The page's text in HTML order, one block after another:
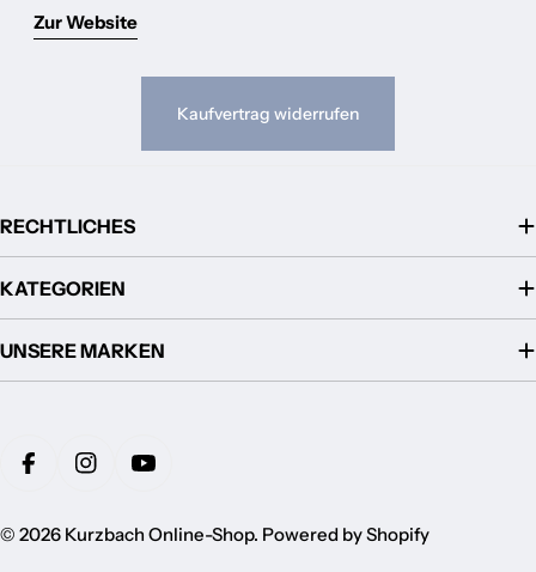
Zur Website
Kaufvertrag widerrufen
RECHTLICHES
KATEGORIEN
UNSERE MARKEN
Zahlungsmethoden
FacebookInstagramYouTube
© 2026 Kurzbach Online-Shop. Powered by Shopify